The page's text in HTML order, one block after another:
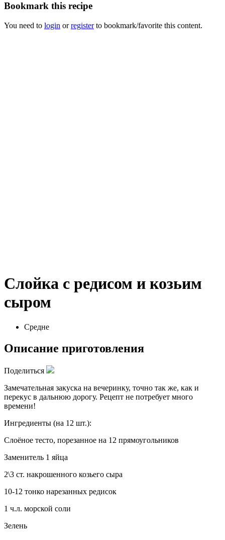
Bookmark this recipe
You need to login orregisterto bookmark/favorite this content.
Слойка с редисом и козьим
сыром
Средне
Описание приготовления
Поделиться
Замечательная закуска на вечеринку, точно так же, как и
перекус в дальнюю дорогу. Рецепт не потребует много
времени!
Ингредиенты (на 12 шт.):
Слоёное тесто, порезанное на 12 прямоугольников
Заменитель 1 яйца
2\3 ст. накрошенного козьего сыра
10-12 тонко нарезанных редисок
1 ч.л. морской соли
Зелень